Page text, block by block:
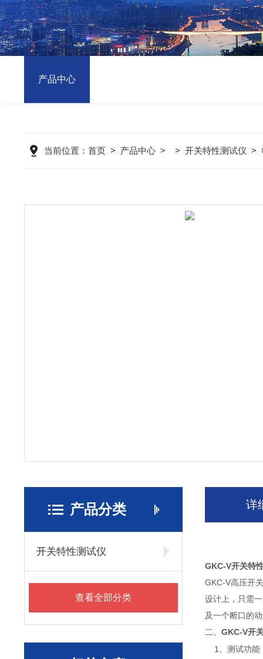
产品中心
当前位置： 首页> 产品中心> > 开关特性测试仪 >
产品分类
开关特性测试仪
查看全部分类
详
GKC-V开关特
GKC-V高压开
设计上，只需
及一个断口的
二、GKC-V开
1、测试功能